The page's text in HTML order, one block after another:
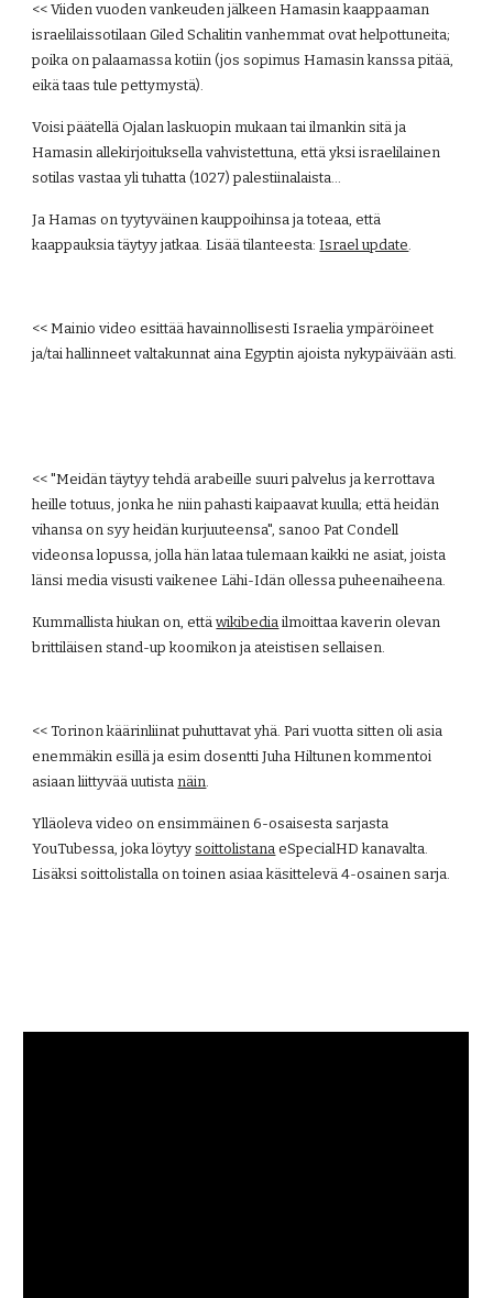
<< Viiden vuoden vankeuden jälkeen Hamasin kaappaaman
israelilaissotilaan Giled Schalitin vanhemmat ovat helpottuneita;
poika on palaamassa kotiin (jos sopimus Hamasin kanssa pitää,
eikä taas tule pettymystä).
Voisi päätellä Ojalan laskuopin mukaan tai ilmankin sitä ja
Hamasin allekirjoituksella vahvistettuna, että yksi israelilainen
sotilas vastaa yli tuhatta (1027) palestiinalaista...
Ja Hamas on tyytyväinen kauppoihinsa ja toteaa, että
kaappauksia täytyy jatkaa. Lisää tilanteesta: Israel update.
<< Mainio video esittää havainnollisesti Israelia ympäröineet
ja/tai hallinneet valtakunnat aina Egyptin ajoista nykypäivään asti.
<< "Meidän täytyy tehdä arabeille suuri palvelus ja kerrottava
heille totuus, jonka he niin pahasti kaipaavat kuulla; että heidän
vihansa on syy heidän kurjuuteensa", sanoo Pat Condell
videonsa lopussa, jolla hän lataa tulemaan kaikki ne asiat, joista
länsi media visusti vaikenee Lähi-Idän ollessa puheenaiheena.
Kummallista hiukan on, että wikibedia ilmoittaa kaverin olevan
brittiläisen stand-up koomikon ja ateistisen sellaisen.
<< Torinon käärinliinat puhuttavat yhä. Pari vuotta sitten oli asia
enemmäkin esillä ja esim dosentti Juha Hiltunen kommentoi
asiaan liittyvää uutista näin.
Ylläoleva video on ensimmäinen 6-osaisesta sarjasta
YouTubessa, joka löytyy soittolistana eSpecialHD kanavalta.
Lisäksi soittolistalla on toinen asiaa käsittelevä 4-osainen sarja.